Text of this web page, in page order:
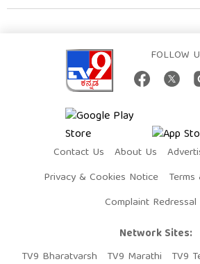
FOLLOW
Contact Us About Us
Privacy & Cookies Notice
Complaint Redressal
Network Sites:
TV9 Bharatvarsh
TV9 Marathi TV9